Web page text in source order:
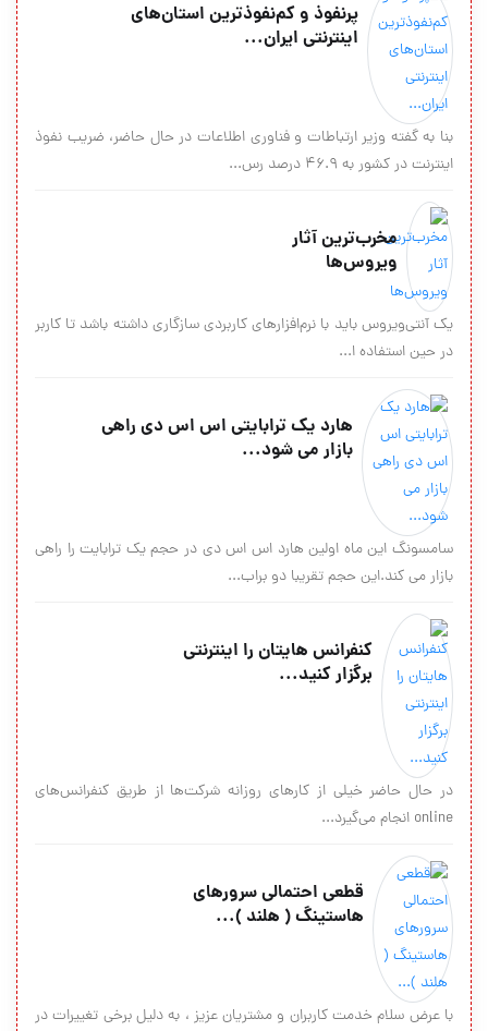
پرنفوذ‌ و كم‌نفوذ‌ترين استان‌های
اينترنتی ایران...
بنا به گفته وزير ارتباطات و فناوري اطلاعات در حال حاضر، ضريب نفوذ
اينترنت در كشور به ۴۶.۹ درصد رس...
مخرب‌ترین آثار
ويروس‌ها
یک آنتی‌ویروس باید با نرم‌افزارهای کاربردی سازگاری داشته باشد تا کاربر
در حین استفاده ا...
هارد یک ترابایتی اس اس دی راهی
بازار می شود...
سامسونگ این ماه اولین هارد اس اس دی در حجم یک ترابایت را راهی
بازار می کند.این حجم تقریبا دو براب...
کنفرانس هايتان را اينترنتي
برگزار كنيد...
در حال حاضر خیلی از کارهای روزانه شرکت‌ها از طریق کنفرانس‌های
online انجام می‌گیرد...
قطعی احتمالی سرورهای
هاستینگ ( هلند )...
با عرض سلام خدمت کاربران و مشتریان عزیز ، به دلیل برخی تغییرات در